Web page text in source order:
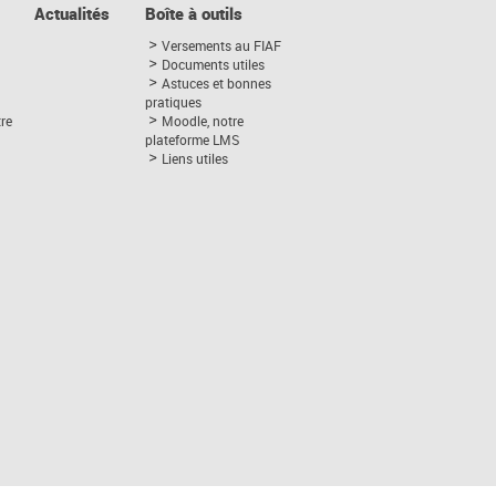
Actualités Boîte à outils
Versements au FIAF
Documents utiles
Astuces et bonnes
pratiques
Moodle, notre
plateforme LMS
Liens utiles